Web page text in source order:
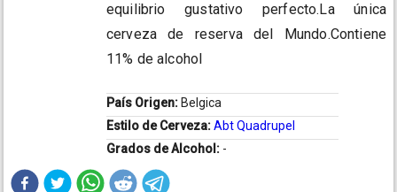
equilibrio gustativo perfecto.La única
cerveza de reserva del Mundo.Contiene
11% de alcohol
País Origen: Belgica
Estilo de Cerveza:Abt Quadrupel
Grados de Alcohol: -